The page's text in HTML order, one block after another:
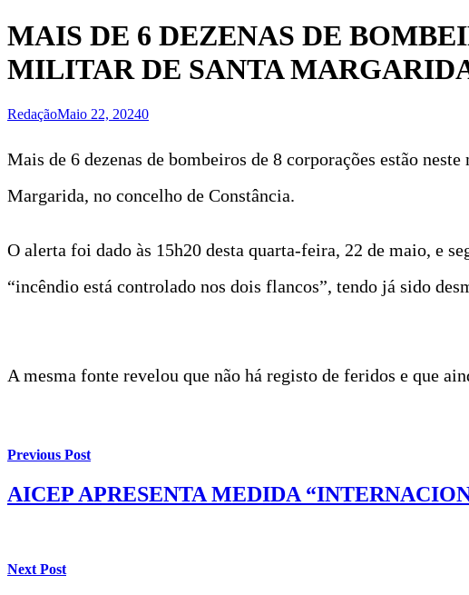
MAIS DE 6 DEZENAS DE
MILITAR DE SANTA
RedaçãoMaio 22, 20240
Mais de 6 dezenas de bombeiros de 8 corporações estão
Margarida, no concelho de Constância.
O alerta foi dado às 15h20 desta quarta-feira, 22 de maio, e
“incêndio está controlado nos dois flancos”, tendo já sido
A mesma fonte revelou que não há registo de feridos e que
Previous Post
AICEP APRESENTA MEDIDA
Next Post